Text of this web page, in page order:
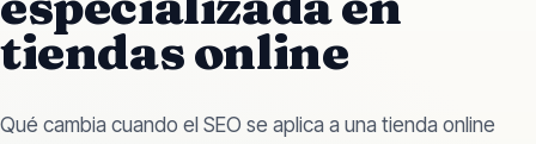
tiendas online
Qué cambia cuando el SEO se aplica a una tienda online